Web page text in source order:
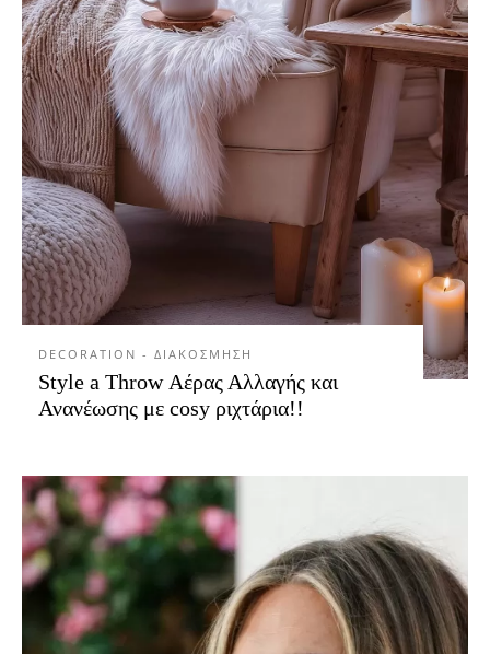
DECORATION - ΔΙΑΚΟΣΜΗΣΗ
Style a Throw Αέρας Αλλαγής και
Ανανέωσης με cosy ριχτάρια!!